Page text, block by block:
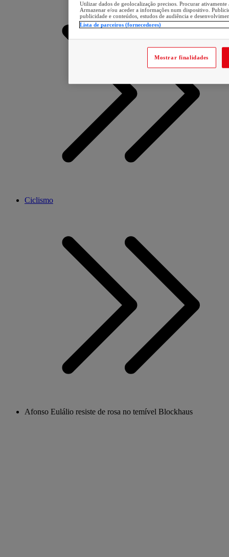
Ciclismo
Afonso Eulálio resiste de rosa no temível Blockhaus
Utilizar dados de geolocalização precisos. Procurar
Armazenar e/ou aceder a informações num dispositivo.
publicidade e conteúdos, estudos de audiência e
Lista de parceiros (fornecedores)
Mostrar finalidades